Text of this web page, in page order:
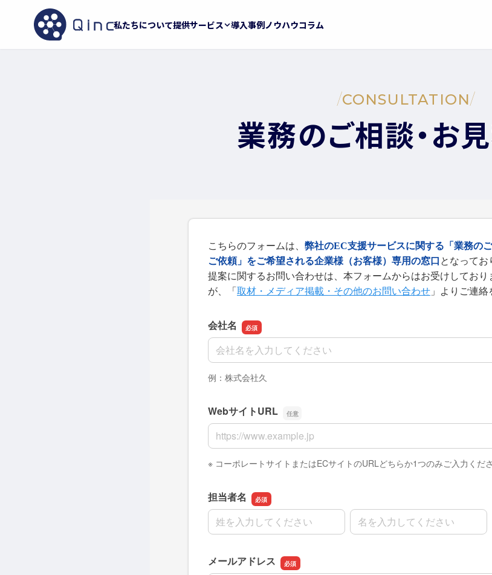
私たちについて提供サービス 導入事例ノウハウコラム
/CONSULTATION/
業務のご相談・お